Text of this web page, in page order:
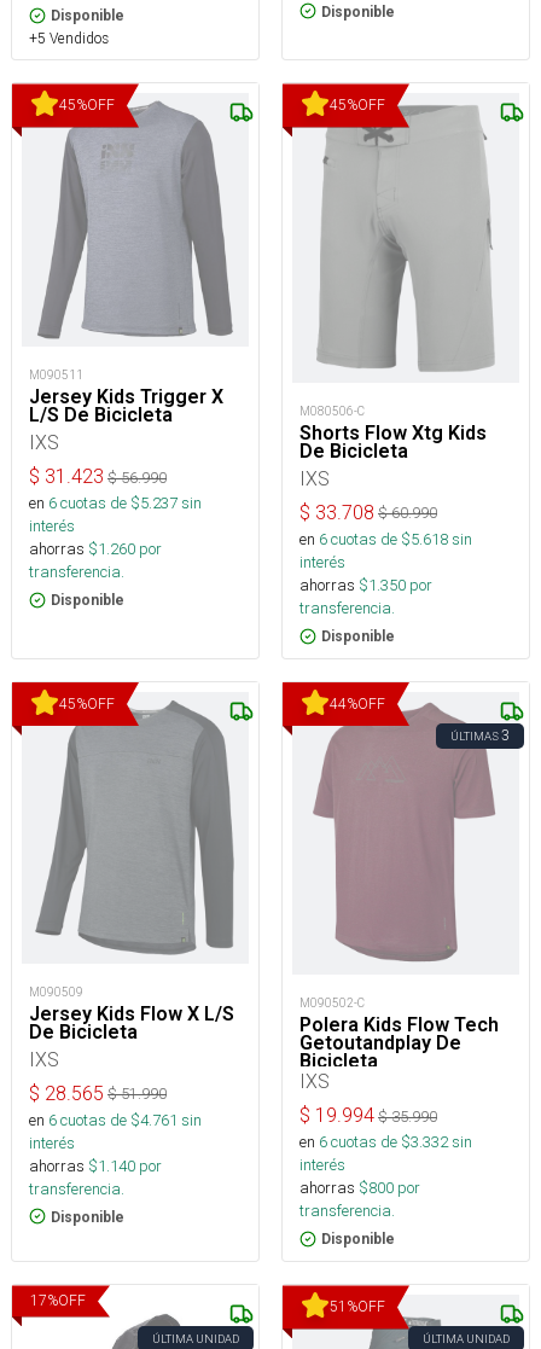
Disponible
+5 Vendidos
Disponible
45%OFF
M090511
Jersey Kids Trigger X
L/S De Bicicleta
IXS
$ 31.423 $56.990
en 6cuotas de $5.237sin
interés
ahorras $1.260 por
transferencia.
Disponible
45%OFF
M080506-C
Shorts Flow Xtg Kids
De Bicicleta
IXS
$ 33.708 $60.990
en 6cuotas de $5.618sin
interés
ahorras $1.350 por
transferencia.
Disponible
45%OFF
M090509
Jersey Kids Flow X L/S
De Bicicleta
IXS
$ 28.565 $51.990
en 6cuotas de $4.761 sin
interés
ahorras $1.140 por
transferencia.
Disponible
44%OFF
ÚLTIMAS3
M090502-C
Polera Kids Flow Tech
Getoutandplay De
Bicicleta
IXS
$ 19.994 $35.990
en 6cuotas de $3.332sin
interés
ahorras $800 por
transferencia.
Disponible
17%OFF
ÚLTIMA UNIDAD
51 %OFF
ÚLTIMA UNIDAD